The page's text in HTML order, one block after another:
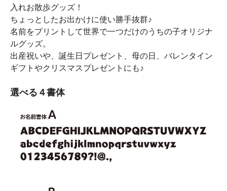
入れお散歩グッズ！
ちょっとしたお出かけに使い勝手抜群♪
名前をプリントして世界で一つだけのうちの子オリジナ
ルグッズ。
出産祝いや、誕生日プレゼント、母の日、バレンタイン
ギフトやクリスマスプレゼントにも♪
選べる４書体